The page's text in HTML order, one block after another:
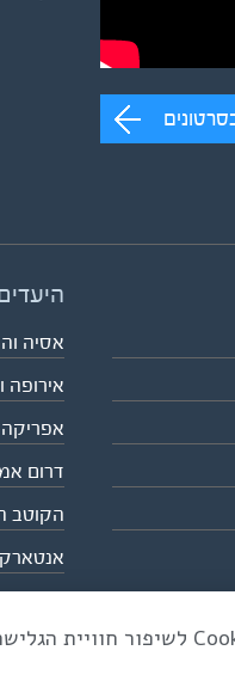
אסיה
אירופה
אפריקה
דרום
הקוטב
03-6879090 | פקס 03-6879099 |